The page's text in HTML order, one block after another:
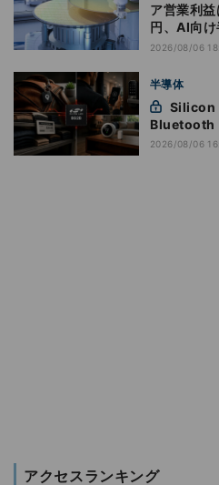
ア営業利
円、AI向
2026/08/06
半導体
Bluetooth
2026/08/06
アクセスランキング